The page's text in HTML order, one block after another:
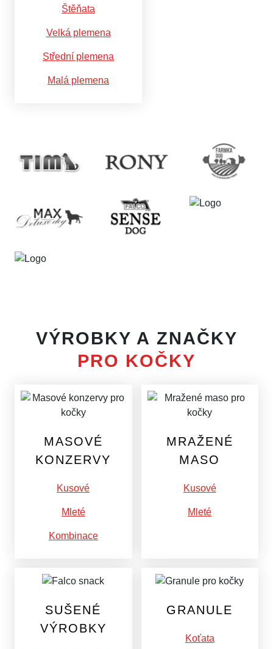
Štěňata
Velká plemena
Střední plemena
Malá plemena
VÝROBKY A ZNAČKY
PRO KOČKY
MASOVÉ
KONZERVY
Kusové
Mleté
Kombinace
MRAŽENÉ
MASO
Kusové
Mleté
SUŠENÉ
VÝROBKY
GRANULE
Koťata